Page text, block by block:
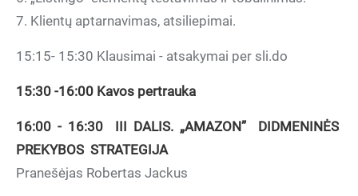
7. Klientų aptarnavimas, atsiliepimai.
15:15- 15:30 Klausimai - atsakymai per sli.do
15:30 -16:00 Kavos pertrauka
16:00 - 16:30 III DALIS. „AMAZON” DIDMENINĖS
PREKYBOS STRATEGIJA
Pranešėjas Robertas Jackus